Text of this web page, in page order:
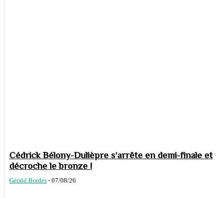
Cédrick Bélony-Dulièpre s’arrête en demi-finale et
décroche le bronze !
Gérald Bordes - 07/08/26